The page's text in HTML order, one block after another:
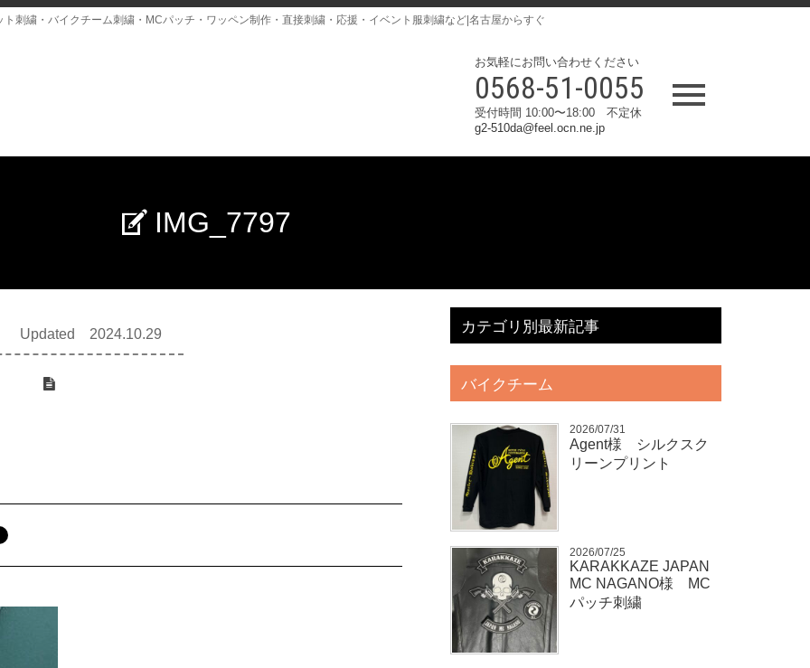
刺繍・バイクチーム刺繍・MCパッチ・ワッペン制作・直接刺繍・応援・イベント服刺繍など|名古屋からすぐ
お気軽にお問い合わせください
0568-51-0055
受付時間 10:00〜18:00 不定休
g2-510da@feel.ocn.ne.jp
IMG_7797
Updated 2024.10.29 カテゴリ別最新記事
バイクチーム
2026/07/31
Agent様 シルクスク
リーンプリント
2026/07/25
KARAKKAZE JAPAN
MC NAGANO様 MC
パッチ刺繍